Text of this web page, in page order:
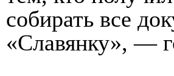
собирать все
«Славянку», —